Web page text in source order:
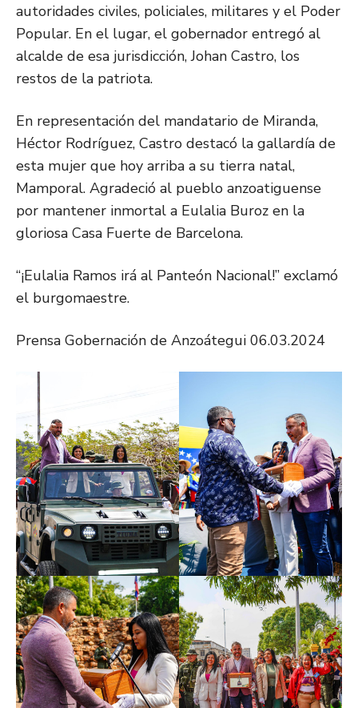
autoridades civiles, policiales, militares y el Poder
Popular. En el lugar, el gobernador entregó al
alcalde de esa jurisdicción, Johan Castro, los
restos de la patriota.
En representación del mandatario de Miranda,
Héctor Rodríguez, Castro destacó la gallardía de
esta mujer que hoy arriba a su tierra natal,
Mamporal. Agradeció al pueblo anzoatiguense
por mantener inmortal a Eulalia Buroz en la
gloriosa Casa Fuerte de Barcelona.
“¡Eulalia Ramos irá al Panteón Nacional!” exclamó
el burgomaestre.
Prensa Gobernación de Anzoátegui 06.03.2024